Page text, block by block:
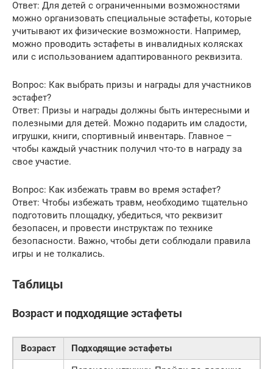
Ответ: Для детей с ограниченными возможностями
можно организовать специальные эстафеты, которые
учитывают их физические возможности. Например,
можно проводить эстафеты в инвалидных колясках
или с использованием адаптированного реквизита.
Вопрос: Как выбрать призы и награды для участников
эстафет?
Ответ: Призы и награды должны быть интересными и
полезными для детей. Можно подарить им сладости,
игрушки, книги, спортивный инвентарь. Главное –
чтобы каждый участник получил что-то в награду за
свое участие.
Вопрос: Как избежать травм во время эстафет?
Ответ: Чтобы избежать травм, необходимо тщательно
подготовить площадку, убедиться, что реквизит
безопасен, и провести инструктаж по технике
безопасности. Важно, чтобы дети соблюдали правила
игры и не толкались.
Таблицы
Возраст и подходящие эстафеты
Возраст
Подходящие эстафеты